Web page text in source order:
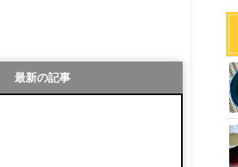
最新の記事